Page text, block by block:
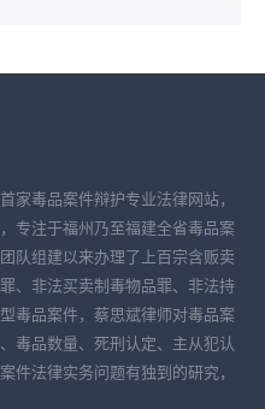
家毒品案件辩护专业法律网站，
专注于福州乃至福建全省毒品案
队组建以来办理了上百宗含贩卖
、非法买卖制毒物品罪、非法持
毒品案件，蔡思斌律师对毒品案
毒品数量、死刑认定、主从犯认
件法律实务问题有独到的研究，